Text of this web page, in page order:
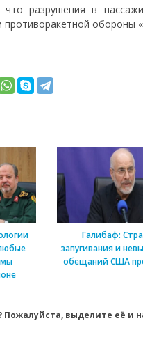
разрушения в
противоракетной обороны
Галибаф:
запугивания и
обещаний США
выделите её и